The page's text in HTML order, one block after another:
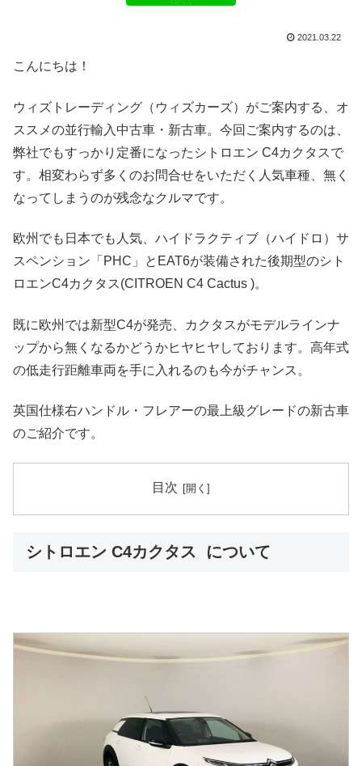
2021.03.22
こんにちは！
ウィズトレーディング（ウィズカーズ）がご案内する、オ
ススメの並行輸入中古車・新古車。今回ご案内するのは、
弊社でもすっかり定番になったシトロエン C4カクタスで
す。相変わらず多くのお問合せをいただく人気車種、無く
なってしまうのが残念なクルマです。
欧州でも日本でも人気、ハイドラクティブ（ハイドロ）サ
スペンション「PHC」とEAT6が装備された後期型のシト
ロエンC4カクタス(CITROEN C4 Cactus )。
既に欧州では新型C4が発売、カクタスがモデルラインナ
ップから無くなるかどうかヒヤヒヤしております。高年式
の低走行距離車両を手に入れるのも今がチャンス。
英国仕様右ハンドル・フレアーの最上級グレードの新古車
のご紹介です。
目次
シトロエン C4カクタス について